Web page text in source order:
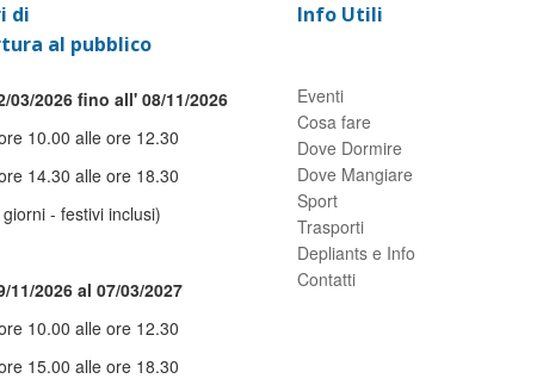
di
al pubblico
03/2026 fino all' 08/11/2026
10.00 alle ore 12.30
14.30 alle ore 18.30
- festivi inclusi)
11/2026 al 07/03/2027
10.00 alle ore 12.30
15.00 alle ore 18.30
Info Utili
Eventi
Cosa fare
Dove Dormire
Dove Mangiare
Sport
Trasporti
Depliants e Info
Contatti